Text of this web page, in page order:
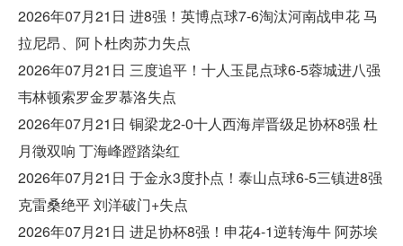
2026年07月21日 进8强！英博点球7-6淘汰河南战申花 马
拉尼昂、阿卜杜肉苏力失点
2026年07月21日 三度追平！十人玉昆点球6-5蓉城进八强
韦林顿索罗金罗慕洛失点
2026年07月21日 铜梁龙2-0十人西海岸晋级足协杯8强 杜
月徵双响 丁海峰蹬踏染红
2026年07月21日 于金永3度扑点！泰山点球6-5三镇进8强
克雷桑绝平 刘洋破门+失点
2026年07月21日 进足协杯8强！申花4-1逆转海牛 阿苏埃